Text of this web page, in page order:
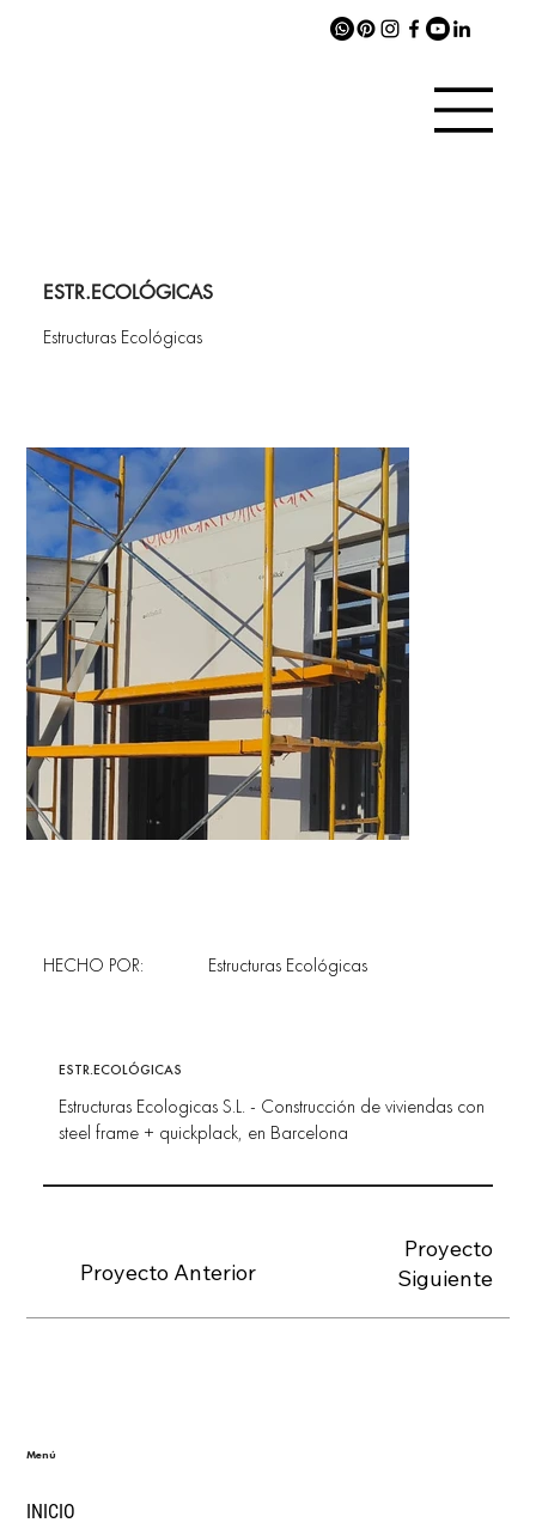
ESTR.ECOLÓGICAS
Estructuras Ecológicas
Proyecto
Siguiente
Proyecto Anterior
Estructuras Ecológicas
HECHO POR:
ESTR.ECOLÓGICAS
Estructuras Ecologicas S.L. - Construcción de viviendas con
steel frame + quickplack, en Barcelona
INICIO
Menú